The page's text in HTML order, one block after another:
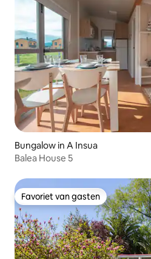
Bungalow in A Insua
Balea House 5
Favoriet van gasten
Favoriet van gasten